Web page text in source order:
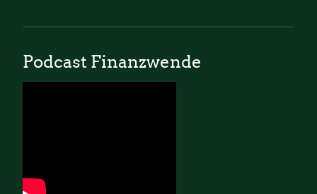
Podcast Finanzwende